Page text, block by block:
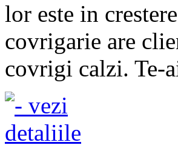
lor este in
covrigarie are
covrigi calzi. Te-